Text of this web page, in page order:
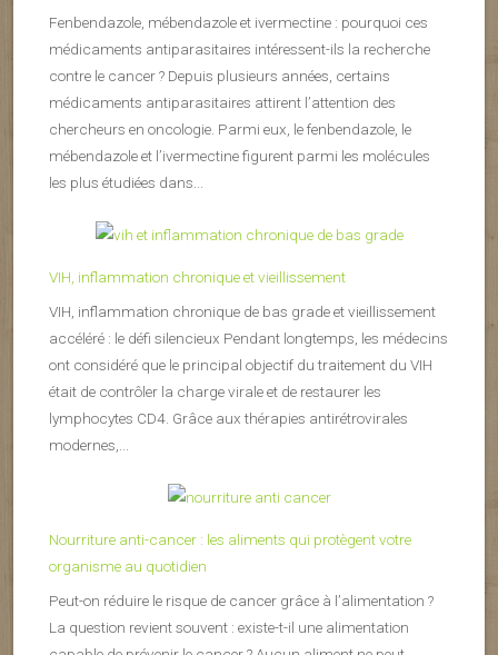
Fenbendazole, mébendazole et ivermectine : pourquoi ces
médicaments antiparasitaires intéressent-ils la recherche
contre le cancer ? Depuis plusieurs années, certains
médicaments antiparasitaires attirent l’attention des
chercheurs en oncologie. Parmi eux, le fenbendazole, le
mébendazole et l’ivermectine figurent parmi les molécules
les plus étudiées dans...
VIH, inflammation chronique et vieillissement
VIH, inflammation chronique de bas grade et vieillissement
accéléré : le défi silencieux Pendant longtemps, les médecins
ont considéré que le principal objectif du traitement du VIH
était de contrôler la charge virale et de restaurer les
lymphocytes CD4. Grâce aux thérapies antirétrovirales
modernes,...
Nourriture anti-cancer : les aliments qui protègent votre
organisme au quotidien
Peut-on réduire le risque de cancer grâce à l’alimentation ?
La question revient souvent : existe-t-il une alimentation